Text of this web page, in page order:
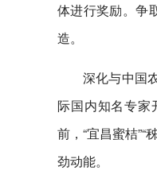
体进行奖励。争
造。
深化与中国
际国内知名专家
前，“宜昌蜜桔
劲动能。